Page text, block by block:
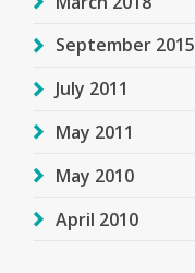
September 2015
July 2011
May 2011
May 2010
April 2010